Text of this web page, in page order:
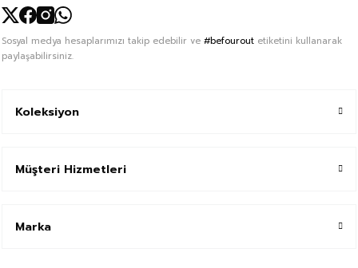
Koleksiyon
Müşteri Hizmetleri
Marka
Sosyal medya hesaplarımızı takip edebilir ve #befourout etiketini kullanarak
paylaşabilirsiniz.